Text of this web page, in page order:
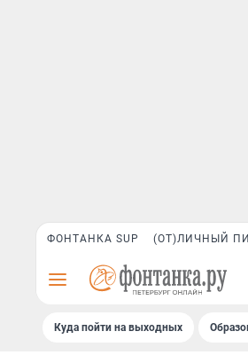
ФОНТАНКА SUP (ОТ)ЛИЧНЫЙ
Куда пойти на выходных